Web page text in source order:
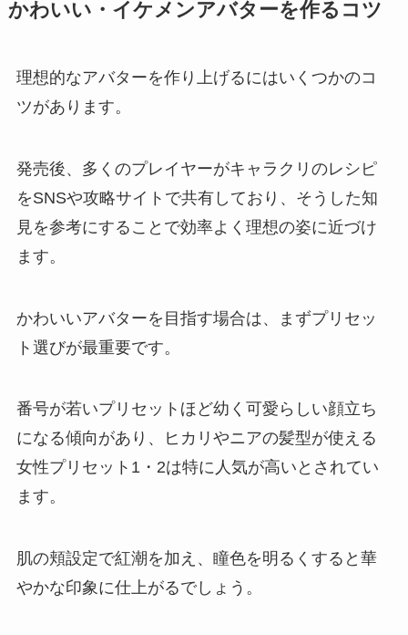
かわいい・イケメンアバターを作るコツ
理想的なアバターを作り上げるにはいくつかのコ
ツがあります。
発売後、多くのプレイヤーがキャラクリのレシピ
をSNSや攻略サイトで共有しており、そうした知
見を参考にすることで効率よく理想の姿に近づけ
ます。
かわいいアバターを目指す場合は、まずプリセッ
ト選びが最重要です。
番号が若いプリセットほど幼く可愛らしい顔立ち
になる傾向があり、ヒカリやニアの髪型が使える
女性プリセット1・2は特に人気が高いとされてい
ます。
肌の頬設定で紅潮を加え、瞳色を明るくすると華
やかな印象に仕上がるでしょう。